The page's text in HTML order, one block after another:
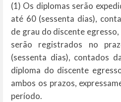
(1) Os diplomas serão
até 60 (sessenta dias),
de grau do discente
serão registrados no
(sessenta dias), contados
diploma do discente
ambos os prazos,
período.